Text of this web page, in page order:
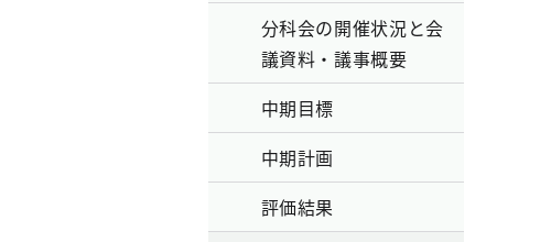
分科会の開催状況と会
議資料・議事概要
中期目標
中期計画
評価結果